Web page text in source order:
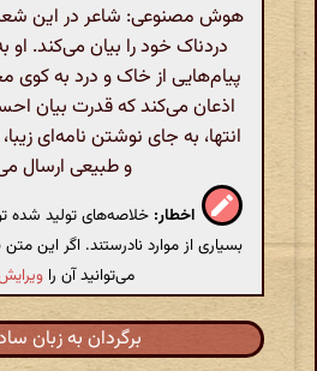
هوش مصنوعی: شاعر در این
دردناک خود را بیان می‌کند. او
پیام‌هایی از خاک و درد به
اذعان می‌کند که قدرت بیان
انتها، به جای نوشتن نامه‌ای
و طبیعی ارسال
اخطار: خلاصه‌های تولید
بسیاری از موارد نادرستند. اگر این
می‌توانید آن را
برگردان به زبان